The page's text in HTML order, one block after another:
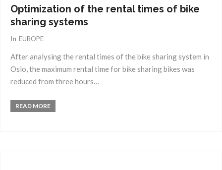
Optimization of the rental times of bike
sharing systems
In EUROPE
After analysing the rental times of the bike sharing system in
Oslo, the maximum rental time for bike sharing bikes was
reduced from three hours…
READ MORE